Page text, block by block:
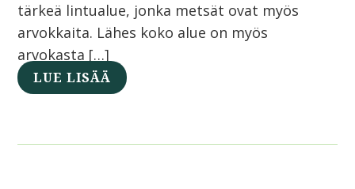
tärkeä lintualue, jonka metsät ovat myös
arvokkaita. Lähes koko alue on myös
arvokasta […]
LUE LISÄÄ